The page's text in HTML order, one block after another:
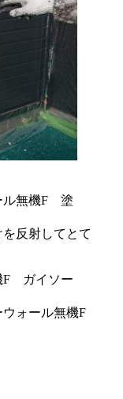
反射してとて
ォール無機F